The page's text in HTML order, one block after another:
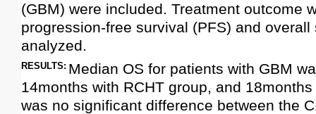
(GBM) were included. Treatment outcome
progression-free survival (PFS) and overall
analyzed.
RESULTS: Median OS for patients with GBM
14months with RCHT group, and
was no significant difference between the